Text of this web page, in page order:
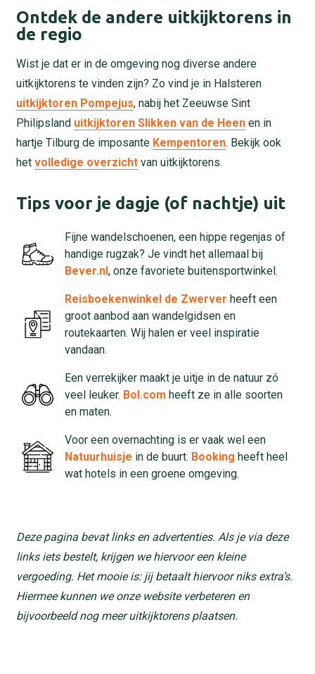
Ontdek de andere uitkijktorens in
de regio
Wist je dat er in de omgeving nog diverse andere
uitkijktorens te vinden zijn? Zo vind je in Halsteren
uitkijktoren Pompejus, nabij het Zeeuwse Sint
Philipsland uitkijktoren Slikken van de Heen en in
hartje Tilburg de imposante Kempentoren. Bekijk ook
het volledige overzicht van uitkijktorens.
Tips voor je dagje (of nachtje) uit
Fijne wandelschoenen, een hippe regenjas of
handige rugzak? Je vindt het allemaal bij
Bever.nl , onze favoriete buitensportwinkel.
Reisboekenwinkel de Zwerver heeft een
groot aanbod aan wandelgidsen en
routekaarten. Wij halen er veel inspiratie
vandaan.
Een verrekijker maakt je uitje in de natuur zó
veel leuker. Bol.com heeft ze in alle soorten
en maten.
Voor een overnachting is er vaak wel een
Natuurhuisje in de buurt. Booking heeft heel
wat hotels in een groene omgeving.
Deze pagina bevat links en advertenties. Als je via deze
links iets bestelt, krijgen we hiervoor een kleine
vergoeding. Het mooie is: jij betaalt hiervoor niks extra’s.
Hiermee kunnen we onze website verbeteren en
bijvoorbeeld nog meer uitkijktorens plaatsen.